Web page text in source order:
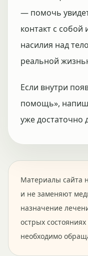
— помочь
контакт с
насилия над
реальной
Если внутри
помощь»,
уже достаточно
Материалы сайта
и не заменяют
назначение
острых
необходимо